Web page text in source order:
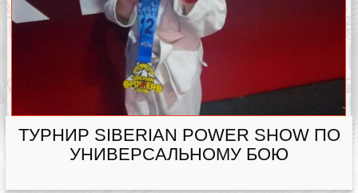
ТУРНИР SIBERIAN POWER SHOW ПО
УНИВЕРСАЛЬНОМУ БОЮ